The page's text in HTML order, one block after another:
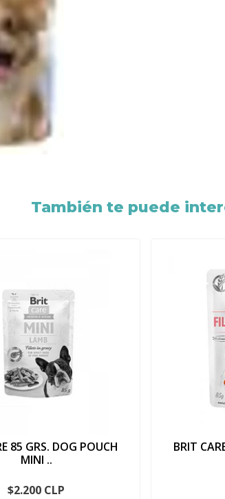
También te puede
85 GRS. DOG POUCH
MINI ..
$2.200 CLP
BRIT